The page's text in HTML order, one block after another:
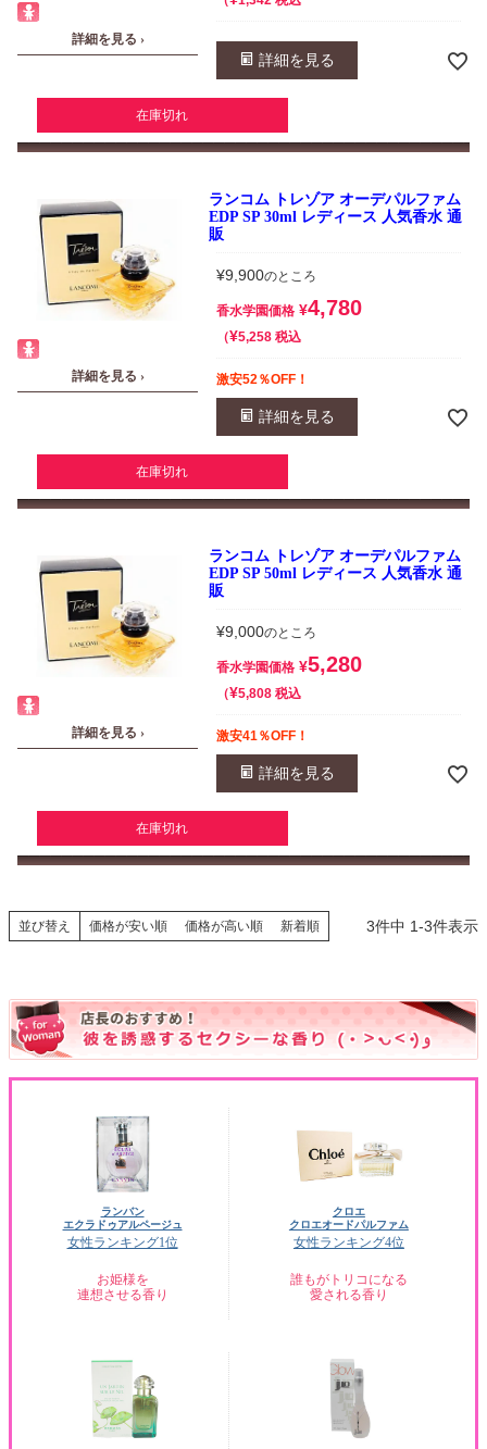
詳細を見る ›
詳細を見る
在庫切れ
詳細を見る ›
ランコム トレゾア オーデパルファム
EDP SP 30ml レディース 人気香水 通
販
¥9,900のところ
香水学園価格 ¥4,780
¥5,258 税込
激安52％OFF！
詳細を見る
在庫切れ
詳細を見る ›
ランコム トレゾア オーデパルファム
EDP SP 50ml レディース 人気香水 通
販
¥9,000のところ
香水学園価格 ¥5,280
¥5,808 税込
激安41％OFF！
詳細を見る
在庫切れ
並び替え 価格が安い順 価格が高い順 新着順 3件中 1-3件表示
ランバン
エクラドゥアルページュ
女性ランキング1位
お姫様を
連想させる香り
クロエ
クロエオードパルファム
女性ランキング4位
誰もがトリコになる
愛される香り